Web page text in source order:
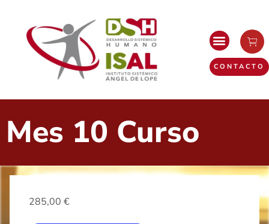
CONTACTO
Mes 10 Curso
285,00 €